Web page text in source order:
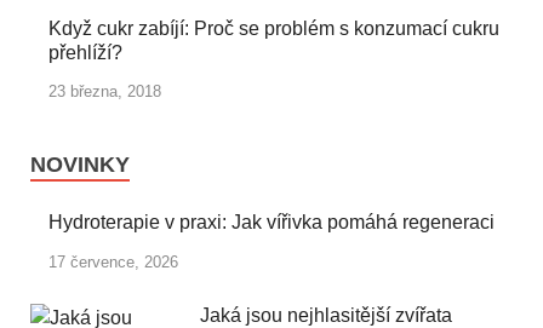
Když cukr zabíjí: Proč se problém s konzumací cukru
přehlíží?
23 března, 2018
NOVINKY
Hydroterapie v praxi: Jak vířivka pomáhá regeneraci
17 července, 2026
Jaká jsou nejhlasitější zvířata